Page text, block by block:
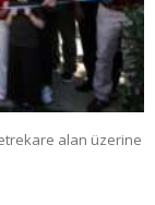
alan üzerine